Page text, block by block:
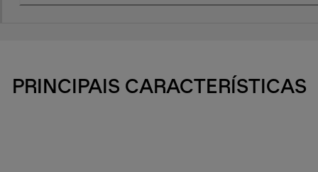
PRINCIPAIS CARACTERÍSTICAS